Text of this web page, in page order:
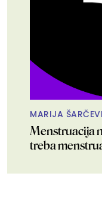
MARIJA
Menstruacija
treba